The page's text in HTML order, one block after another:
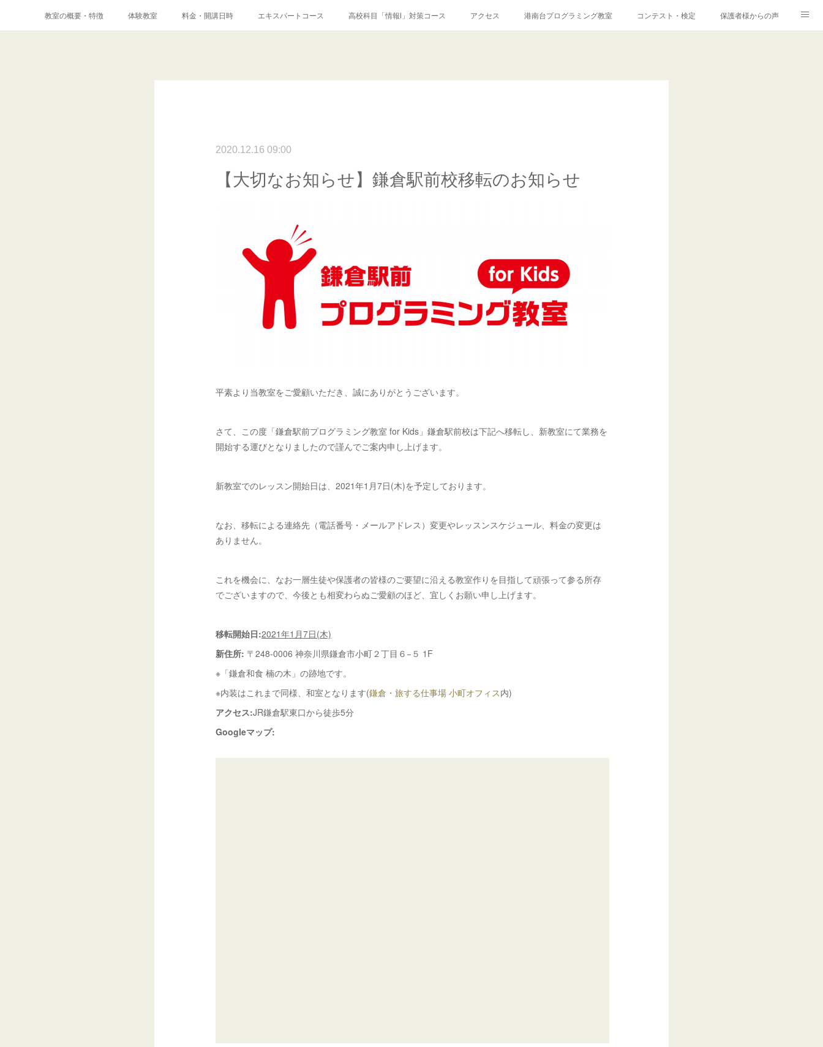
教室の概要・特徴 体験教室 料金・開講日時 エキスパートコース 高校科目「情報Ⅰ」対策コース アクセス 港南台プログラミング教室 コンテスト・検定 保護者様からの声
2020.12.16 09:00
【大切なお知らせ】鎌倉駅前校移転のお知らせ
平素より当教室をご愛顧いただき、誠にありがとうございます。
さて、この度「鎌倉駅前プログラミング教室 for Kids」鎌倉駅前校は下記へ移転し、新教室にて業務を
開始する運びとなりましたので謹んでご案内申し上げます。
新教室でのレッスン開始日は、2021年1月7日(木)を予定しております。
なお、移転による連絡先（電話番号・メールアドレス）変更やレッスンスケジュール、料金の変更は
ありません。
これを機会に、なお一層生徒や保護者の皆様のご要望に沿える教室作りを目指して頑張って参る所存
でございますので、今後とも相変わらぬご愛顧のほど、宜しくお願い申し上げます。
移転開始日:2021年1月7日(木)
新住所: 〒248-0006 神奈川県鎌倉市小町２丁目６−５ 1F
※「鎌倉和食 楠の木」の跡地です。
※内装はこれまで同様、和室となります(鎌倉・旅する仕事場 小町オフィス内)
アクセス:JR鎌倉駅東口から徒歩5分
Googleマップ: